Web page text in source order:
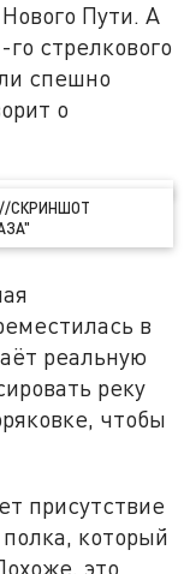
Пути. А
стрелкового
спешно
о
СКРИНШОТ
в
реальную
реку
чтобы
присутствие
который
это